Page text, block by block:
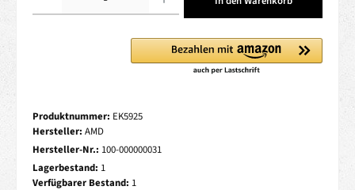
Produktnummer: EK5925
Hersteller: AMD
Hersteller-Nr.: 100-000000031
Lagerbestand: 1
Verfügbarer Bestand: 1